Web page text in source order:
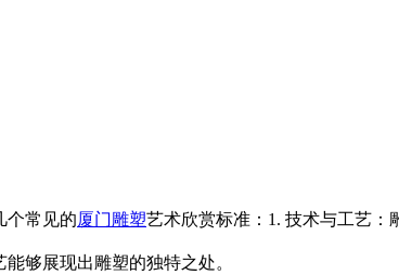
常见的厦门雕塑艺术欣赏标准：1. 技术与工艺
够展现出雕塑的独特之处。